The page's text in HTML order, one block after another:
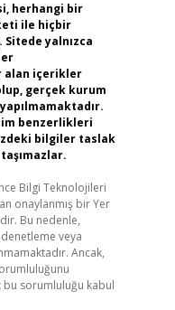
herhangi bir
ile hiçbir
Sitede yalnızca
alan içerikler
gerçek kurum
benzerlikleri
bilgiler taslak
Bilgi Teknolojileri
onaylanmış bir Yer
Bu nedenle,
veya
Ancak,
bu sorumluluğu kabul